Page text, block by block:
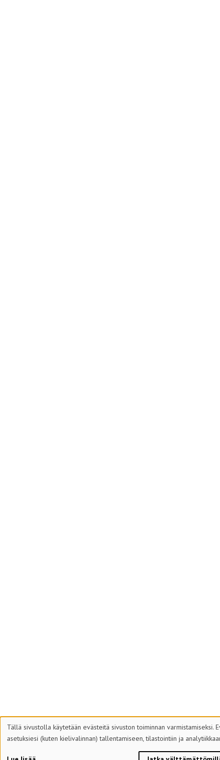
Tällä sivustolla käytetään evästeitä sivuston toiminnan varmistamiseksi.
asetuksiesi (kuten kielivalinnan) tallentamiseen, tilastointiin ja